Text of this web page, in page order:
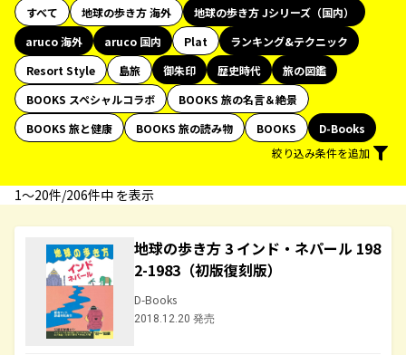
すべて 地球の歩き方 海外
地球の歩き方 Jシリーズ（国内）
aruco 海外
aruco 国内 Plat
ランキング&テクニック
Resort Style
島旅 御朱印 歴史時代
旅の図鑑
BOOKS スペシャルコラボ
BOOKS 旅の名言＆絶景
BOOKS 旅と健康
BOOKS 旅の読み物 BOOKS
D-Books
絞り込み条件を追加
1〜20件/206件中 を表示
地球の歩き方 3 インド・ネパール 198
2-1983（初版復刻版）
D-Books
2018.12.20 発売